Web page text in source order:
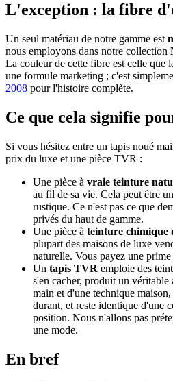
L'exception : la fibre
Un seul matériau de notre gamme est
nous employons dans notre collection
La couleur de cette fibre est celle que
une formule marketing ; c'est
2008 pour l'histoire complète.
Ce que cela signifie
Si vous hésitez entre un tapis noué
prix du luxe et une pièce TVR :
Une pièce à vraie teinture
au fil de sa vie. Cela peut être
rustique. Ce n'est pas ce que
privés du haut de gamme.
Une pièce à teinture chimique
plupart des maisons de luxe
naturelle. Vous payez une
Un tapis TVR emploie des
s'en cacher, produit un
main et d'une technique
durant, et reste identique d'une
position. Nous n'allons pas
une mode.
En bref